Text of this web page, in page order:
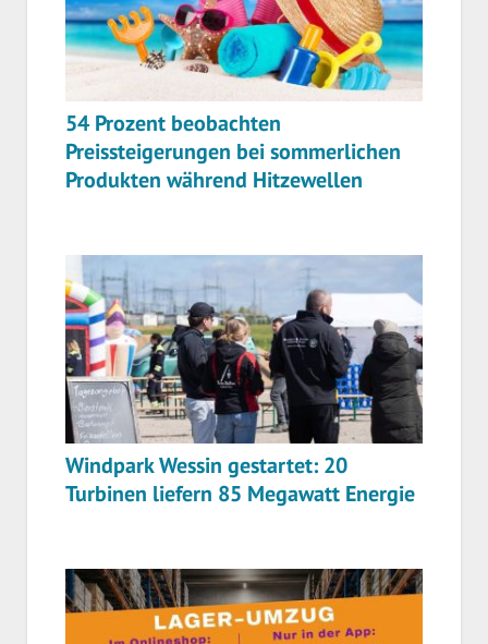
54 Prozent beobachten
Preissteigerungen bei sommerlichen
Produkten während Hitzewellen
Windpark Wessin gestartet: 20
Turbinen liefern 85 Megawatt Energie